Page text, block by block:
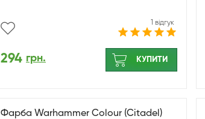
1 відгук
294 грн. КУПИТИ
Фарба Warhammer Colour (Citadel)